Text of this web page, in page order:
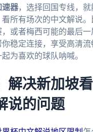
速器，选择回国专线，就
看所有场次的中文解说
或者梅西可能的最后一
你稳定连接，享受高清
为喜欢的球队呐喊。
解决新加坡
说的问题